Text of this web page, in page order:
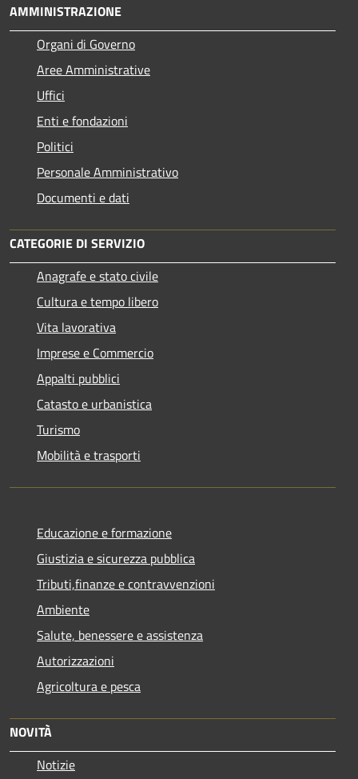
AMMINISTRAZIONE
Organi di Governo
Aree Amministrative
Uffici
Enti e fondazioni
Politici
Personale Amministrativo
Documenti e dati
CATEGORIE DI SERVIZIO
Anagrafe e stato civile
Cultura e tempo libero
Vita lavorativa
Imprese e Commercio
Appalti pubblici
Catasto e urbanistica
Turismo
Mobilità e trasporti
Educazione e formazione
Giustizia e sicurezza pubblica
Tributi,finanze e contravvenzioni
Ambiente
Salute, benessere e assistenza
Autorizzazioni
Agricoltura e pesca
NOVITÀ
Notizie